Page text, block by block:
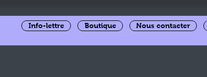
Info-lettre Boutique Nous contacter